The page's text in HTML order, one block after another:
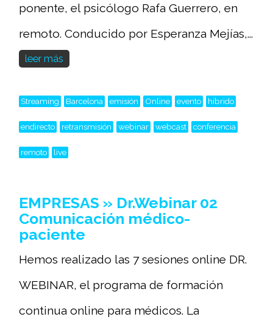
ponente, el psicólogo Rafa Guerrero, en
remoto. Conducido por Esperanza Mejías,...
leer más
Streaming Barcelona emisión Online evento hibrido
endirecto retransmisión webinar webcast conferencia
remoto live
EMPRESAS » Dr.Webinar 02
Comunicación médico-
paciente
Hemos realizado las 7 sesiones online DR.
WEBINAR, el programa de formación
continua online para médicos. La